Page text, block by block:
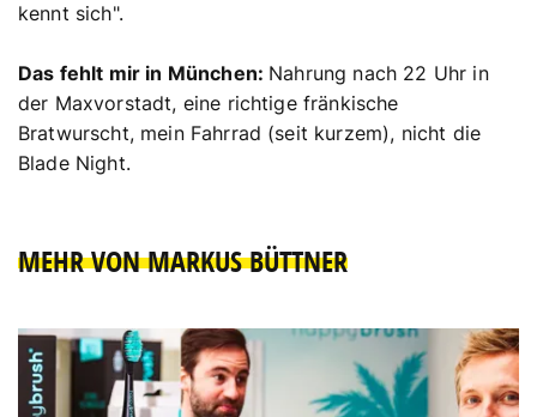
kennt sich".
Das fehlt mir in München: Nahrung nach 22 Uhr in
der Maxvorstadt, eine richtige fränkische
Bratwurscht, mein Fahrrad (seit kurzem), nicht die
Blade Night.
MEHR VON MARKUS BÜTTNER